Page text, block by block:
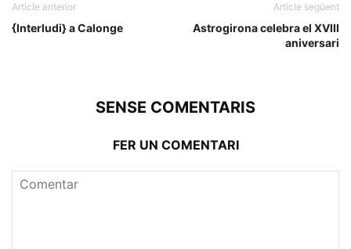
Article anterior
{Interludi} a Calonge
Article següent
Astrogirona celebra el XVIII
aniversari
SENSE COMENTARIS
FER UN COMENTARI